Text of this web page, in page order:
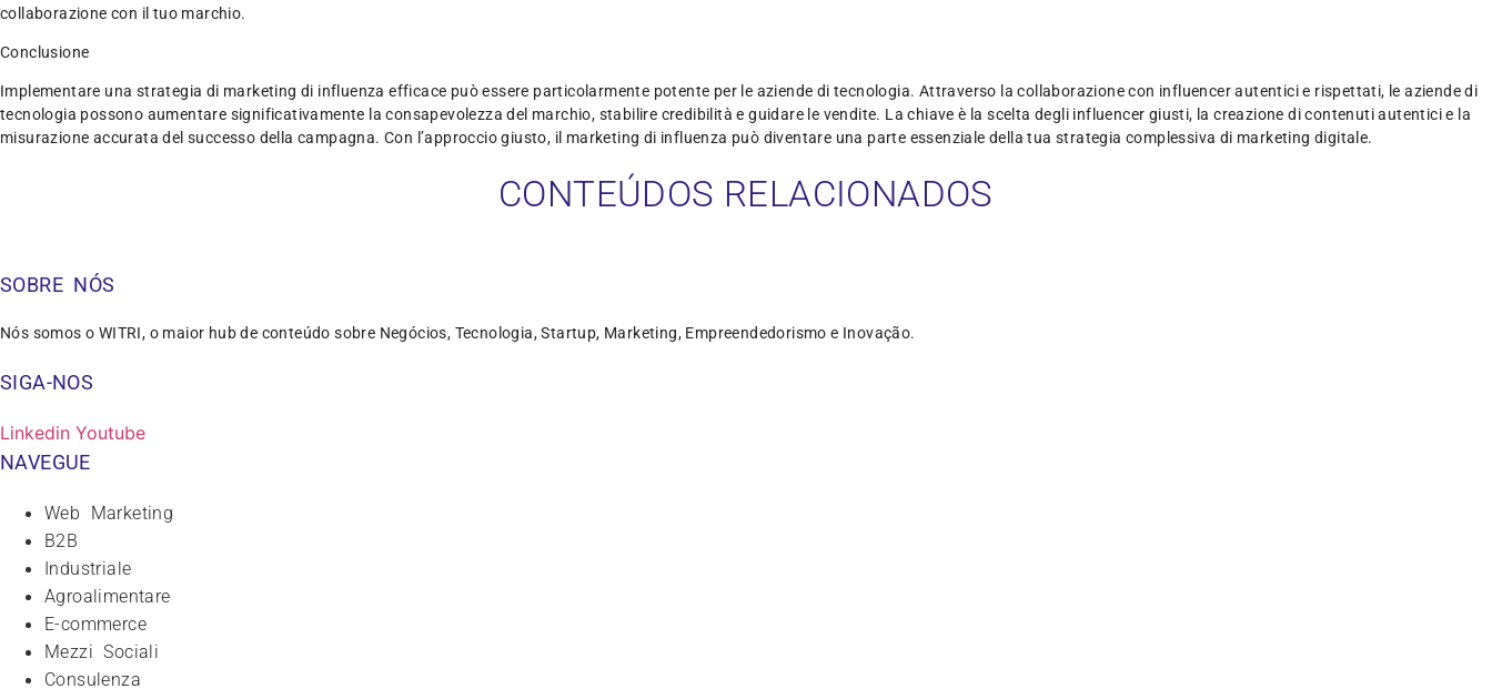
collaborazione con il tuo marchio.
Conclusione
Implementare una strategia di marketing di influenza efficace può essere particolarmente potente per le aziende di tecnologia. Attraverso la collaborazione con influencer autentici e rispettati, le aziende di
tecnologia possono aumentare significativamente la consapevolezza del marchio, stabilire credibilità e guidare le vendite. La chiave è la scelta degli influencer giusti, la creazione di contenuti autentici e la
misurazione accurata del successo della campagna. Con l’approccio giusto, il marketing di influenza può diventare una parte essenziale della tua strategia complessiva di marketing digitale.
CONTEÚDOS RELACIONADOS
SOBRE NÓS
Nós somos o WITRI, o maior hub de conteúdo sobre Negócios, Tecnologia, Startup, Marketing, Empreendedorismo e Inovação.
SIGA-NOS
Linkedin Youtube
NAVEGUE
Web Marketing
B2B
Industriale
Agroalimentare
E-commerce
Mezzi Sociali
Consulenza